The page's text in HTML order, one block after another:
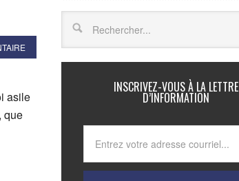
asile
que
INSCRIVEZ-VOUS À LA LETTRE
D’INFORMATION